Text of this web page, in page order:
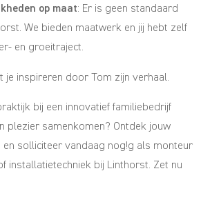
op maat: Er is geen standaard
We bieden maatwerk en jij hebt zelf
en groeitraject.
je inspireren door Tom zijn verhaal.
bij een innovatief familiebedrijf
plezier samenkomen? Ontdek jouw
solliciteer vandaag nog!g als monteur
installatietechniek bij Linthorst. Zet nu